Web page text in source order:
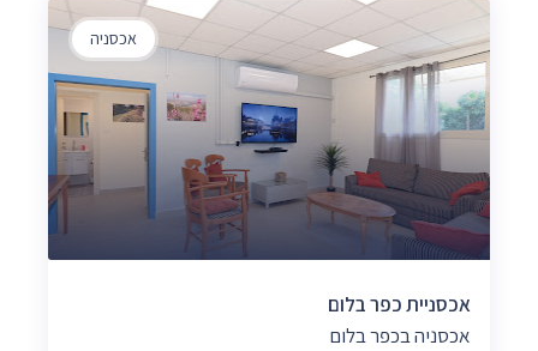
אכסניה
אכסניית כפר בלום
אכסניה בכפר בלום